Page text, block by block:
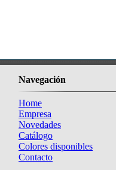
Navegación
Home
Empresa
Novedades
Catálogo
Colores disponibles
Contacto